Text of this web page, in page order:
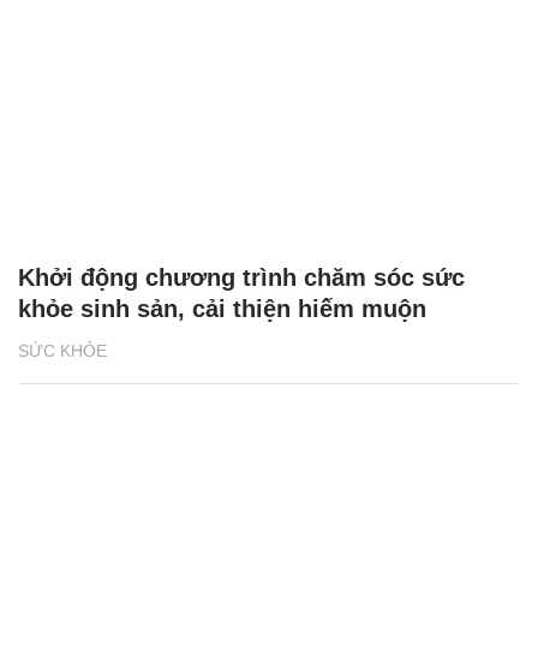
SỨC KHỎE
Khởi động chương trình chăm sóc sức
khỏe sinh sản, cải thiện hiếm muộn